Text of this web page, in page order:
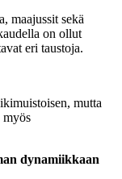
maajussit sekä
on ollut
eri taustoja.
mutta
myös
dynamiikkaan